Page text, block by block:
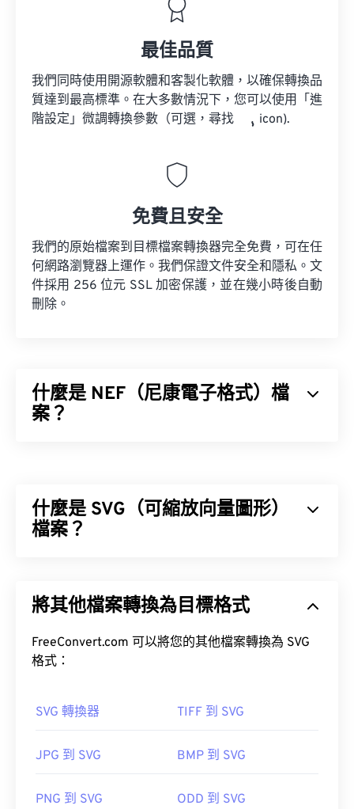
最佳品質
我們同時使用開源軟體和客製化軟體，以確保轉換品
質達到最高標準。在大多數情況下，您可以使用「進
階設定」微調轉換參數（可選，尋找
icon).
免費且安全
我們的原始檔案到目標檔案轉換器完全免費，可在任
何網路瀏覽器上運作。我們保證文件安全和隱私。文
件採用 256 位元 SSL 加密保護，並在幾小時後自動
刪除。
什麼是 NEF（尼康電子格式）檔
案？
相機資料以及拍攝時的設定。 NEF 檔案未壓縮，通
常稱為 數位底片
要檢視和編輯 NEF 文件，必須將其從尼康相機傳輸
到電腦。
什麼是 SVG（可縮放向量圖形）
檔案？
圖形，並支援有限的動畫。顧名思義，使用 SVG 檔
整大小而不會損失圖像品質。此外，SVG 的獨特之
處在於它並非影像格式。
如何開啟 SVG 檔案？
如Firefox或 Microsoft SVG 轉 GIF或SVG 轉 PDF
將其他檔案轉換為目標格式
FreeConvert.com 可以將您的其他檔案轉換為 SVG
格式：
SVG 轉換器 TIFF 到 SVG
JPG 到 SVG BMP 到 SVG
PNG 到 SVG ODD 到 SVG